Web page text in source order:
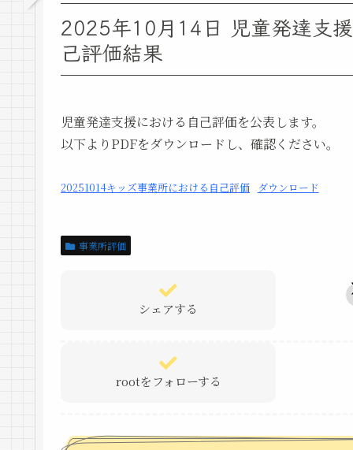
2025年10月14日 児童発達支
己評価結果
児童発達支援における自己評価を公表します。
以下よりPDFをダウンロードし、確認ください。
20251014キッズ事業所における自己評価 ダウンロード
事業所評価
シェアする
rootをフォローする